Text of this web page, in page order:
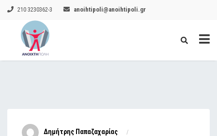
210 3230362-3 anoihtipoli@anoihtipoli.gr
Δημήτρης Παπαζαχαρίας